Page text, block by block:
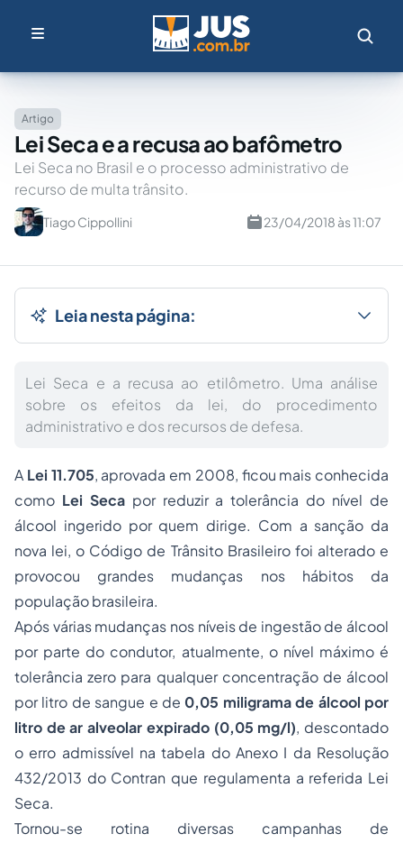
Artigo
Lei Seca e a recusa ao bafômetro
Lei Seca no Brasil e o processo administrativo de
recurso de multa trânsito.
Tiago Cippollini 23/04/2018 às 11:07
Leia nesta página:
Lei Seca e a recusa ao etilômetro. Uma análise
sobre os efeitos da lei, do procedimento
administrativo e dos recursos de defesa.
A Lei 11.705, aprovada em 2008, ficou mais conhecida
como Lei Secapor reduzir a tolerância do nível de
álcool ingerido por quem dirige. Com a sanção da
nova lei, o Código de Trânsito Brasileiro foi alterado e
provocou grandes mudanças nos hábitos da
população brasileira.
Após várias mudanças nos níveis de ingestão de álcool
por parte do condutor, atualmente, o nível máximo é
tolerância zero para qualquer concentração de álcool
por litro de sangue e de 0,05 miligrama de álcool por
litro de ar alveolar expirado (0,05 mg/l), descontado
o erro admissível na tabela do Anexo I da Resolução
432/2013 do Contran que regulamenta a referida Lei
Seca.
Tornou-se rotina diversas campanhas de